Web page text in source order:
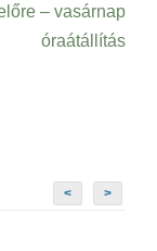
– vasárnap
óraátállítás
< >